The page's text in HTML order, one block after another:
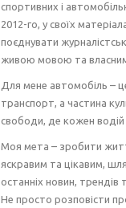
спортивних і
2012-го, у своїх
поєднувати
живою мовою та
Для мене автомобіль –
транспорт, а частина
свободи, де кожен водій
Моя мета – зробити
яскравим та цікавим,
останніх новин, трендів
Не просто розповісти